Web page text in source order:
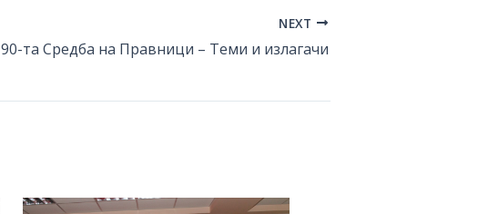
NEXT
90-та Средба на Правници – Теми и излагачи